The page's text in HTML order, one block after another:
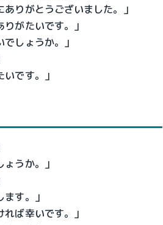
りがとうございました。」
がたいです。」
しょうか。」
です。」
うか。」
す。」
ば幸いです。」